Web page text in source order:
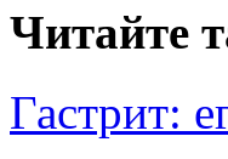
Читайте
Гастрит: